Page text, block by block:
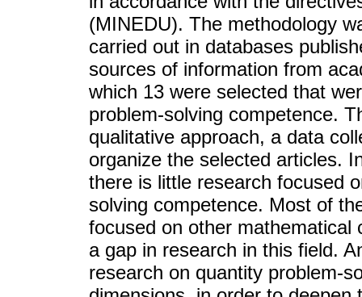
(MINEDU). The methodology
carried out in databases
sources of information from
which 13 were selected that
problem-solving competence.
qualitative approach, a data
organize the selected articles.
there is little research focused
solving competence. Most of
focused on other mathematical
a gap in research in this field.
research on quantity problem-